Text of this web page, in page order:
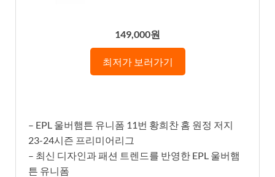
149,000원
최저가 보러가기
– EPL 울버햄튼 유니폼 11번 황희찬 홈 원정 저지
23-24시즌 프리미어리그
– 최신 디자인과 패션 트렌드를 반영한 EPL 울버햄
튼 유니폼